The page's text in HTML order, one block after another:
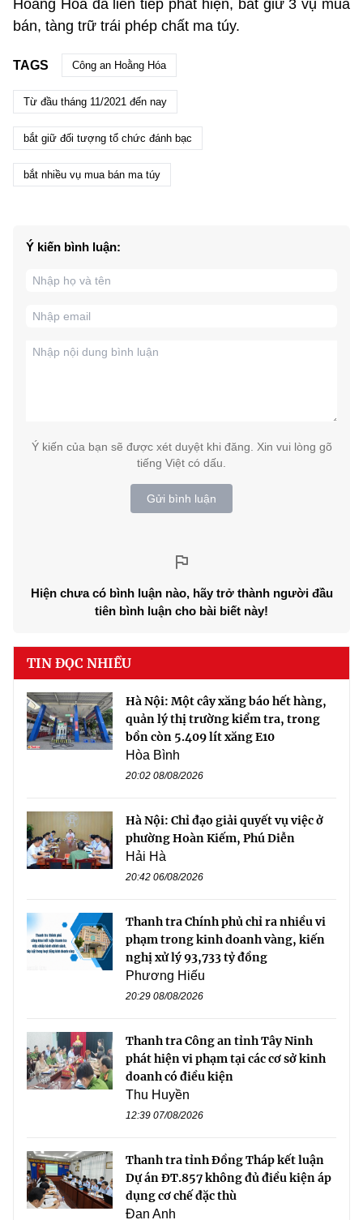
Hoằng Hóa đã liên tiếp phát hiện, bắt giữ 3 vụ mua
bán, tàng trữ trái phép chất ma túy.
TAGS Công an Hoằng Hóa
Từ đầu tháng 11/2021 đến nay
bắt giữ đối tượng tổ chức đánh bạc
bắt nhiều vụ mua bán ma túy
Ý kiến bình luận:
Ý kiến của bạn sẽ được xét duyệt khi đăng. Xin vui lòng gõ
tiếng Việt có dấu.
Gửi bình luận
Hiện chưa có bình luận nào, hãy trở thành người đầu
tiên bình luận cho bài biết này!
TIN ĐỌC NHIỀU
Hà Nội: Một cây xăng báo hết hàng,
quản lý thị trường kiểm tra, trong
bồn còn 5.409 lít xăng E10
Hòa Bình
20:02 08/08/2026
Hà Nội: Chỉ đạo giải quyết vụ việc ở
phường Hoàn Kiếm, Phú Diễn
Hải Hà
20:42 06/08/2026
Thanh tra Chính phủ chỉ ra nhiều vi
phạm trong kinh doanh vàng, kiến
nghị xử lý 93,733 tỷ đồng
Phương Hiếu
20:29 08/08/2026
Thanh tra Công an tỉnh Tây Ninh
phát hiện vi phạm tại các cơ sở kinh
doanh có điều kiện
Thu Huyền
12:39 07/08/2026
Thanh tra tỉnh Đồng Tháp kết luận
Dự án ĐT.857 không đủ điều kiện áp
dụng cơ chế đặc thù
Đan Anh